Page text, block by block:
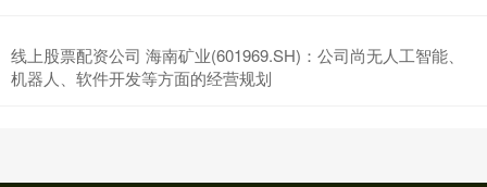
线上股票配资公司 海南矿业(601969.SH)：公司尚无人工智能、
机器人、软件开发等方面的经营规划